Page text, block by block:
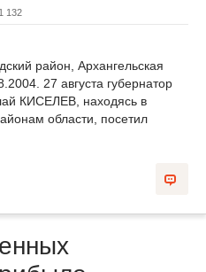
1 132
район, Архангельская
27 августа губернатор
КИСЕЛЕВ, находясь в
области, посетил